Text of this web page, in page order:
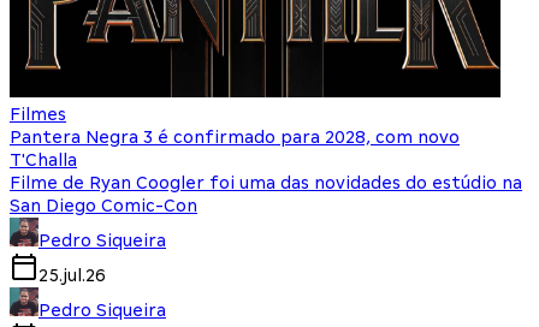
Filmes
Pantera Negra 3 é confirmado para 2028, com novo
T'Challa
Filme de Ryan Coogler foi uma das novidades do estúdio na
San Diego Comic-Con
Pedro Siqueira
25.jul.26
Pedro Siqueira